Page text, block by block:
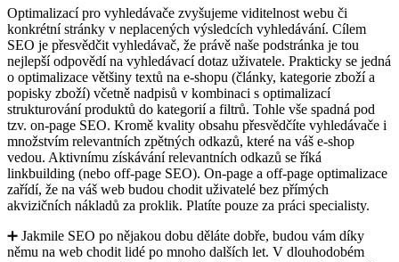
Optimalizací pro vyhledávače zvyšujeme viditelnost webu či
konkrétní stránky v neplacených výsledcích vyhledávání. Cílem
SEO je přesvědčit vyhledávač, že právě naše podstránka je tou
nejlepší odpovědí na vyhledávací dotaz uživatele. Prakticky se jedná
o optimalizace většiny textů na e-shopu (články, kategorie zboží a
popisky zboží) včetně nadpisů v kombinaci s optimalizací
strukturování produktů do kategorií a filtrů. Tohle vše spadná pod
tzv. on-page SEO. Kromě kvality obsahu přesvědčíte vyhledávače i
množstvím relevantních zpětných odkazů, které na váš e-shop
vedou. Aktivnímu získávání relevantních odkazů se říká
linkbuilding (nebo off-page SEO). On-page a off-page optimalizace
zařídí, že na váš web budou chodit uživatelé bez přímých
akvizičních nákladů za proklik. Platíte pouze za práci specialisty.
➕ Jakmile SEO po nějakou dobu děláte dobře, budou vám díky
němu na web chodit lidé po mnoho dalších let. V dlouhodobém